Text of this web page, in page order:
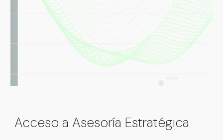
Acceso a Asesoría Estratégica